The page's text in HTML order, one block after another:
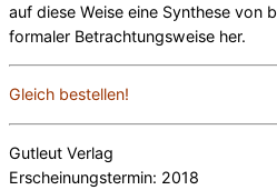
auf diese Weise eine Synthese von
formaler Betrachtungsweise her.
Gleich bestellen!
Gutleut Verlag
Erscheinungstermin: 2018